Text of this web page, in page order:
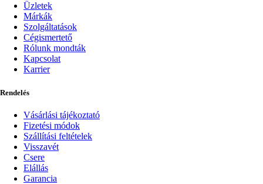
Üzletek
Márkák
Szolgáltatások
Cégismertető
Rólunk mondták
Kapcsolat
Karrier
Rendelés
Vásárlási tájékoztató
Fizetési módok
Szállítási feltételek
Visszavét
Csere
Elállás
Garancia